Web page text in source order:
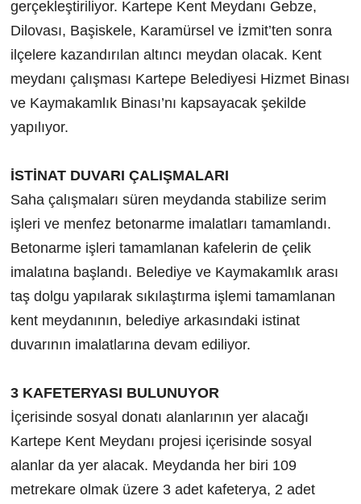
gerçekleştiriliyor. Kartepe Kent Meydanı Gebze,
Dilovası, Başiskele, Karamürsel ve İzmit’ten sonra
ilçelere kazandırılan altıncı meydan olacak. Kent
meydanı çalışması Kartepe Belediyesi Hizmet Binası
ve Kaymakamlık Binası’nı kapsayacak şekilde
yapılıyor.
İSTİNAT DUVARI ÇALIŞMALARI
Saha çalışmaları süren meydanda stabilize serim
işleri ve menfez betonarme imalatları tamamlandı.
Betonarme işleri tamamlanan kafelerin de çelik
imalatına başlandı. Belediye ve Kaymakamlık arası
taş dolgu yapılarak sıkılaştırma işlemi tamamlanan
kent meydanının, belediye arkasındaki istinat
duvarının imalatlarına devam ediliyor.
3 KAFETERYASI BULUNUYOR
İçerisinde sosyal donatı alanlarının yer alacağı
Kartepe Kent Meydanı projesi içerisinde sosyal
alanlar da yer alacak. Meydanda her biri 109
metrekare olmak üzere 3 adet kafeterya, 2 adet